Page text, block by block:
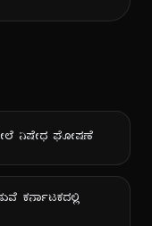
ಮೇಲೆ ನಿಷೇಧ ಘೋಷಣೆ
ಕರ್ನಾಟಕದಲ್ಲಿ